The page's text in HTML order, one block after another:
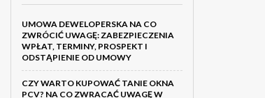
UMOWA DEWELOPERSKA NA CO
ZWRÓCIĆ UWAGĘ: ZABEZPIECZENIA
WPŁAT, TERMINY, PROSPEKT I
ODSTĄPIENIE OD UMOWY
CZY WARTO KUPOWAĆ TANIE OKNA
PCV? NA CO ZWRACAĆ UWAGĘ W